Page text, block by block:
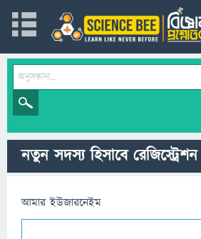
নতুন সদস্য হিসাবে
আমার ইউজারনেইম